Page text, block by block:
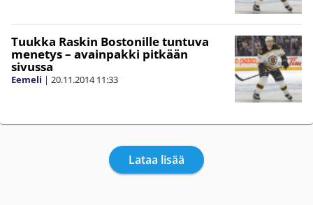
Tuukka Raskin Bostonille tuntuva
menetys – avainpakki pitkään
sivussa
Eemeli | 20.11.2014 11:33
Lataa lisää